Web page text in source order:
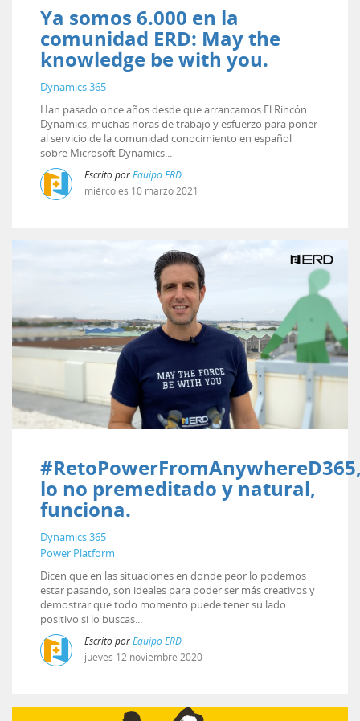
Ya somos 6.000 en la
comunidad ERD: May the
knowledge be with you.
Dynamics 365
Han pasado once años desde que arrancamos El Rincón
Dynamics, muchas horas de trabajo y esfuerzo para poner
al servicio de la comunidad conocimiento en español
sobre Microsoft Dynamics...
Escrito porEquipo ERD
miércoles 10 marzo2021
lo no premeditado y natural,
funciona.
Dynamics 365
Power Platform
Dicen que en las situaciones en donde peor lo podemos
estar pasando, son ideales para poder ser más creativos y
demostrar que todo momento puede tener su lado
positivo si lo buscas...
Escrito porEquipo ERD
jueves 12 noviembre 2020